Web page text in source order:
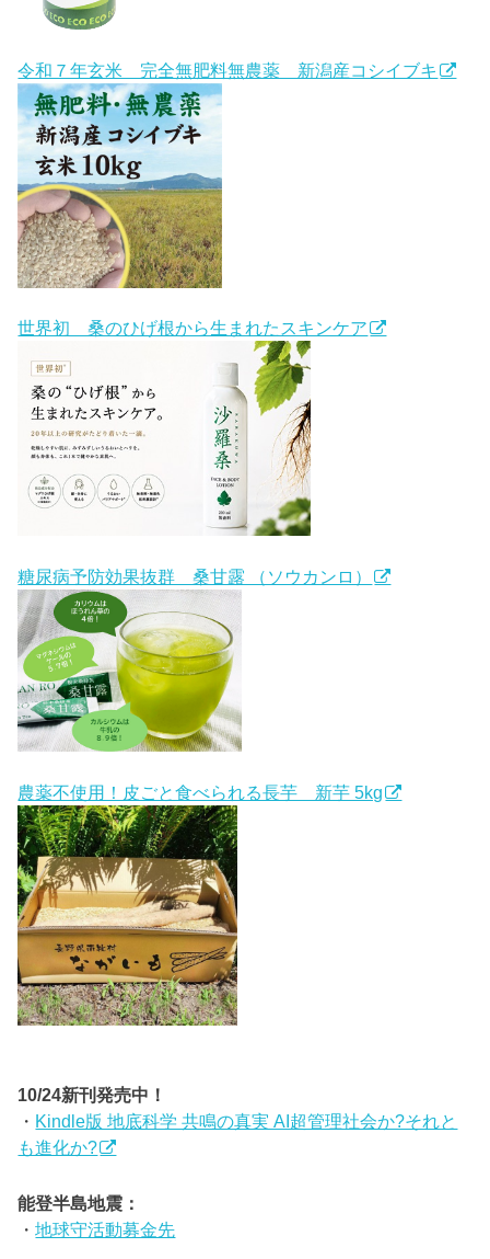
令和７年玄米 完全無肥料無農薬 新潟産コシイブキ
世界初 桑のひげ根から生まれたスキンケア
糖尿病予防効果抜群 桑甘露 （ソウカンロ）
農薬不使用！皮ごと食べられる長芋 新芋 5kg
10/24新刊発売中！
・ Kindle版 地底科学 共鳴の真実 AI超管理社会か?それと
も進化か?
能登半島地震：
・地球守活動募金先